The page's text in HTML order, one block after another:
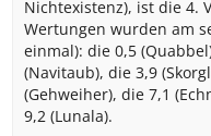
Nichtexistenz), ist die 4.
Wertungen wurden am
einmal): die 0,5
(Navitaub), die 3,9
(Gehweiher), die 7,1
9,2 (Lunala).